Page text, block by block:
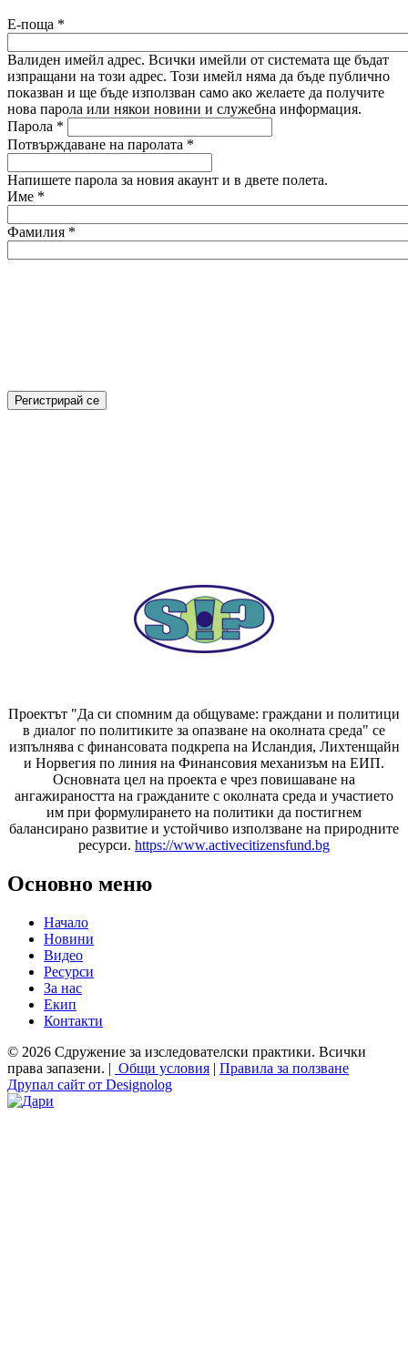
Е-поща *
Валиден имейл адрес. Всички имейли от системата ще бъдат
изпращани на този адрес. Този имейл няма да бъде публично
показван и ще бъде използван само ако желаете да получите
нова парола или някои новини и служебна информация.
Парола *
Потвърждаване на паролата *
Напишете парола за новия акаунт и в двете полета.
Име *
Фамилия *
Проектът "Да си спомним да общуваме: граждани и политици
в диалог по политиките за опазване на околната среда" се
изпълнява с финансовата подкрепа на Исландия, Лихтенщайн
и Норвегия по линия на Финансовия механизъм на ЕИП.
Основната цел на проекта е чрез повишаване на
ангажираността на гражданите с околната среда и участието
им при формулирането на политики да постигнем
балансирано развитие и устойчиво използване на природните
ресурси. https://www.activecitizensfund.bg
Основно меню
Начало
Новини
Видео
Ресурси
За нас
Екип
Контакти
© 2026 Сдружение за изследователски практики. Всички
права запазени. | Общи условия | Правила за ползване
Друпал сайт от Designolog